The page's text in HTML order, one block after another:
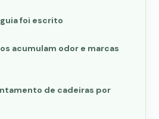
foi escrito
acumulam odor e marcas
de cadeiras por